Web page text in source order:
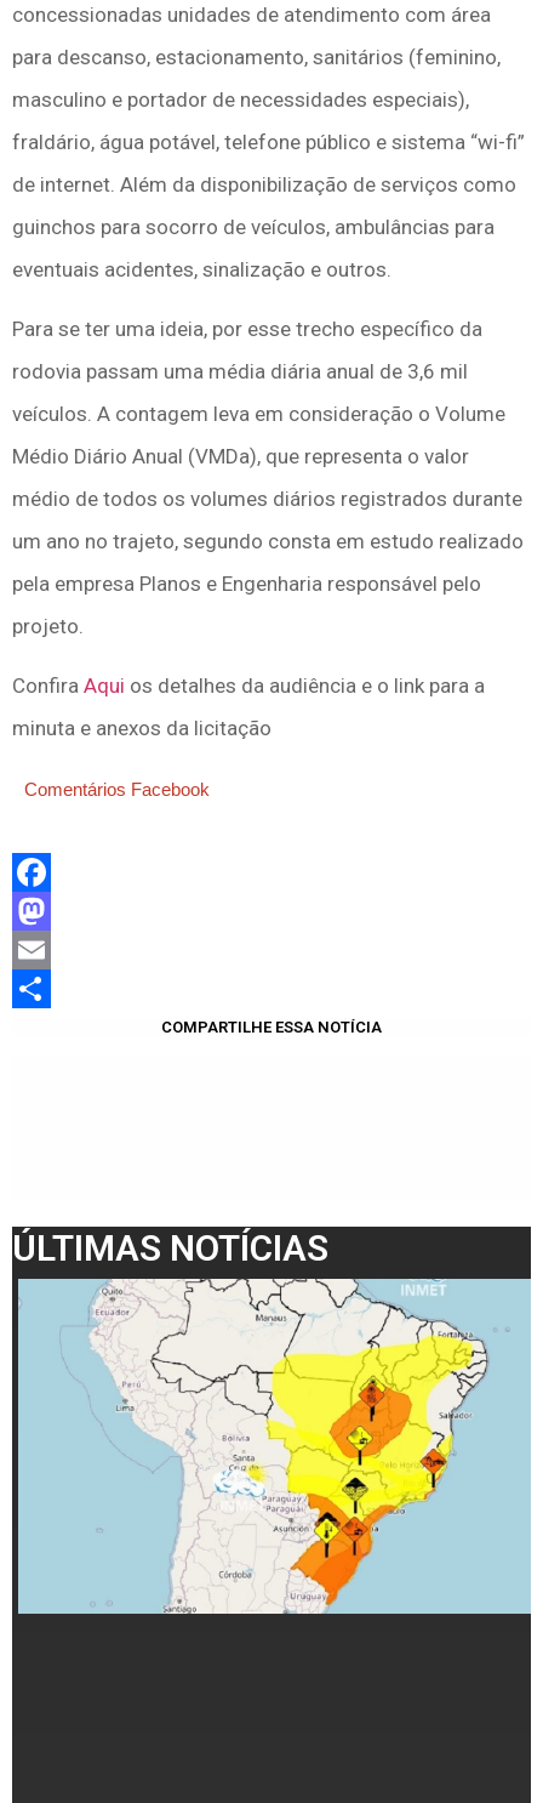
concessionadas unidades de atendimento com área
para descanso, estacionamento, sanitários (feminino,
masculino e portador de necessidades especiais),
fraldário, água potável, telefone público e sistema “wi-fi”
de internet. Além da disponibilização de serviços como
guinchos para socorro de veículos, ambulâncias para
eventuais acidentes, sinalização e outros.
Para se ter uma ideia, por esse trecho específico da
rodovia passam uma média diária anual de 3,6 mil
veículos. A contagem leva em consideração o Volume
Médio Diário Anual (VMDa), que representa o valor
médio de todos os volumes diários registrados durante
um ano no trajeto, segundo consta em estudo realizado
pela empresa Planos e Engenharia responsável pelo
projeto.
Confira Aqui os detalhes da audiência e o link para a
minuta e anexos da licitação
Comentários Facebook
Facebook
Mastodon
Email
COMPARTILHE ESSA NOTÍCIA
ÚLTIMAS NOTÍCIAS